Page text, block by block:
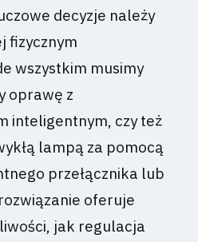
decyzje należy
fizycznym
wszystkim musimy
oprawę z
inteligentnym, czy też
lampą za pomocą
przełącznika lub
oferuje
jak regulacja